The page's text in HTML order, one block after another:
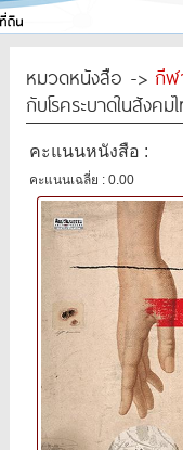
หมวดหนังสือ -> กีฬ
กับโรคระบาดในสังคม
คะแนนหนังสือ :
คะแนนเฉลี่ย : 0.00